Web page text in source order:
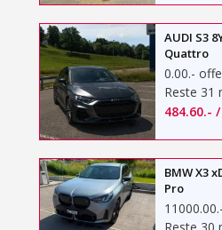
AUDI S3
Quattro
0.00.-
Reste 31
484.60.-
BMW X3
Pro
11000.00.-